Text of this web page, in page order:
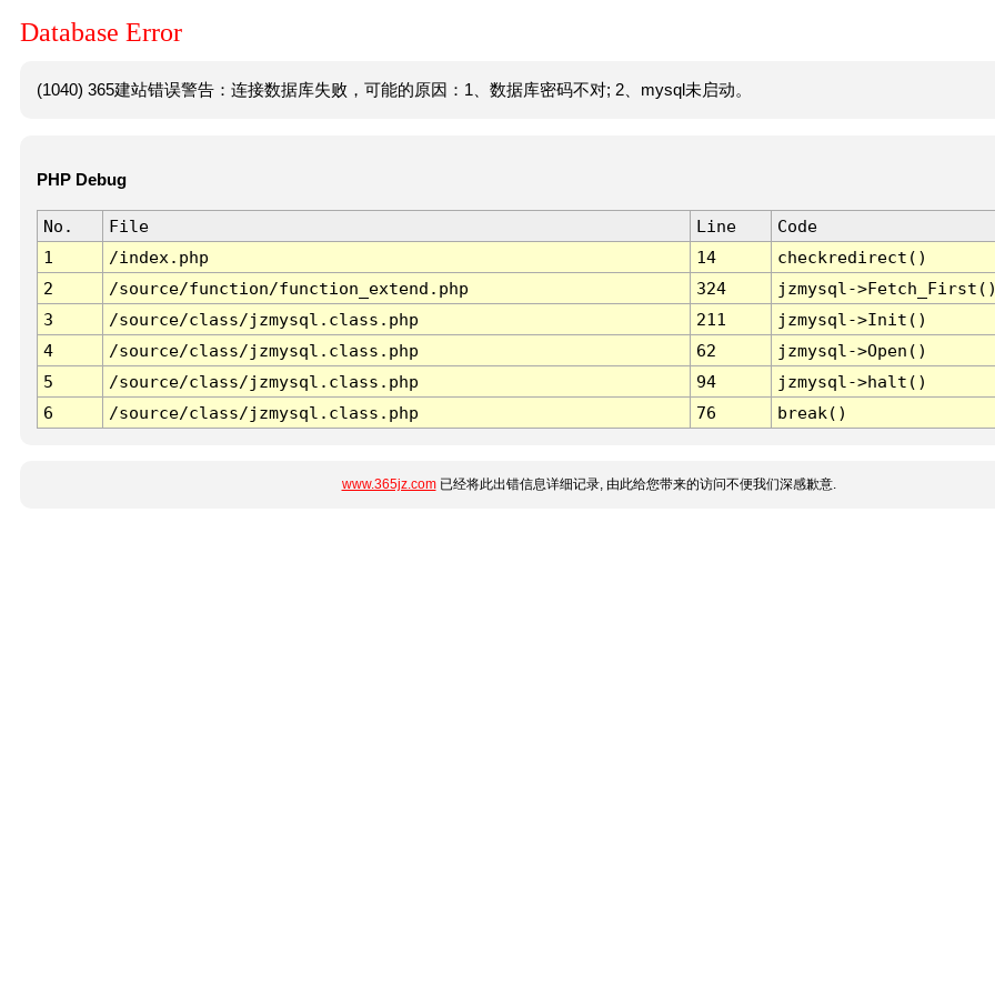
Database Error
(1040) 365建站错误警告：连接数据库失败，可能的原因：1、数据库密码不对; 2、mysql未启动。
PHP Debug
No. File Line
Code
1
/index.php 14
checkredirect()
2
/source/function/function_extend.php 324
jzmysql-
3
/source/class/jzmysql.class.php 211
jzmysql->Init()
4
/source/class/jzmysql.class.php 62
jzmysql->Open()
5
/source/class/jzmysql.class.php 94
jzmysql->halt()
6
/source/class/jzmysql.class.php 76 break()
www.365jz.com已经将此出错信息详细记录, 由此给您带来的访问不便我们深感歉意.